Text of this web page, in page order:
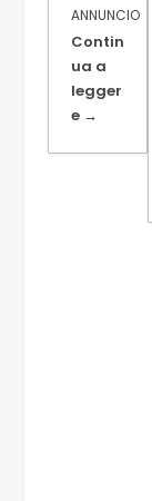
ANNUNCIO
Contin
ua a
legger
e →